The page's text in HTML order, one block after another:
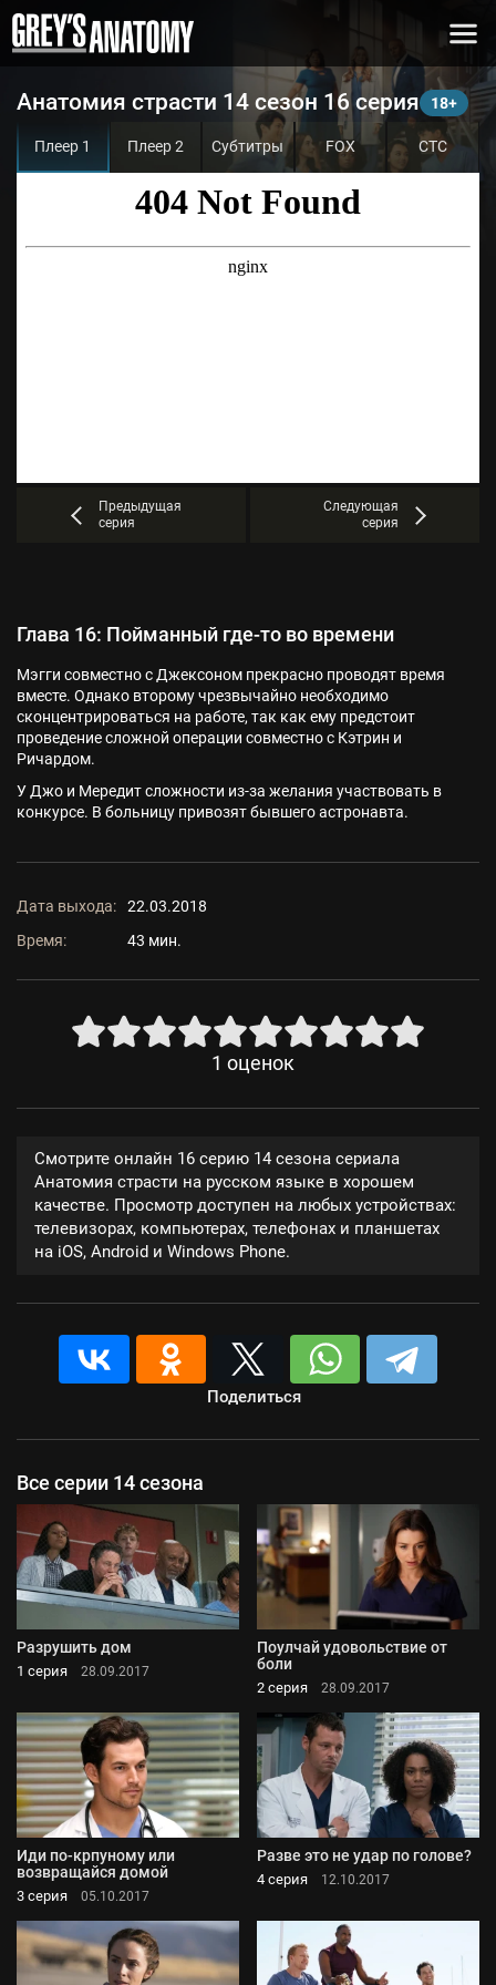
Анатомия страсти 14 сезон 16 серия
Плеер 1 Плеер 2 Субтитры FOX СТС
Предыдущая
серия
Следующая
серия
Глава 16: Пойманный где-то во времени
Мэгги совместно с Джексоном прекрасно проводят время
вместе. Однако второму чрезвычайно необходимо
сконцентрироваться на работе, так как ему предстоит
проведение сложной операции совместно с Кэтрин и
Ричардом.
У Джо и Мередит сложности из-за желания участвовать в
конкурсе. В больницу привозят бывшего астронавта.
Дата выхода:
22.03.2018
Время:
43 мин.
1 оценок
Смотрите онлайн 16 серию 14 сезона сериала
Анатомия страсти на русском языке в хорошем
качестве. Просмотр доступен на любых устройствах:
телевизорах, компьютерах, телефонах и планшетах
на iOS, Android и Windows Phone.
Поделиться
Все серии 14 сезона
Разрушить дом
1 серия 28.09.2017
Поулчай удовольствие от
боли
2 серия 28.09.2017
Иди по-крпуному или
возвращайся домой
3 серия 05.10.2017
Разве это не удар по голове?
4 серия 12.10.2017